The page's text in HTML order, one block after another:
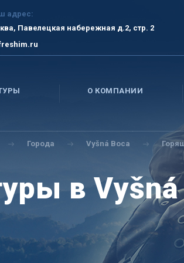
адрес:
Павелецкая набережная д.2, стр. 2
О КОМПАНИИ
Города Vyšná Boca
в Vyšná